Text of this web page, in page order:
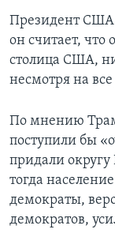
Президент США
он считает, что
столица США,
несмотря на
По мнению
поступили бы
придали округу
тогда
демократы,
демократов,